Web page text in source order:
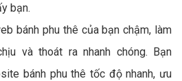
bạn.
bánh phu thê của bạn chậm, làm
và thoát ra nhanh chóng. Bạn
bánh phu thê tốc độ nhanh, ưu